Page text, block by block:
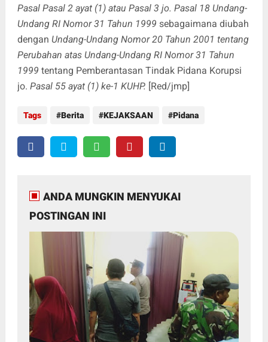
Pasal Pasal 2 ayat (1) atau Pasal 3 jo. Pasal 18 Undang-
Undang RI Nomor 31 Tahun 1999 sebagaimana diubah
dengan Undang-Undang Nomor 20 Tahun 2001 tentang
Perubahan atas Undang-Undang RI Nomor 31 Tahun
1999 tentang Pemberantasan Tindak Pidana Korupsi
jo. Pasal 55 ayat (1) ke-1 KUHP. [Red/jmp]
Tags Berita KEJAKSAAN Pidana
ANDA MUNGKIN MENYUKAI
POSTINGAN INI